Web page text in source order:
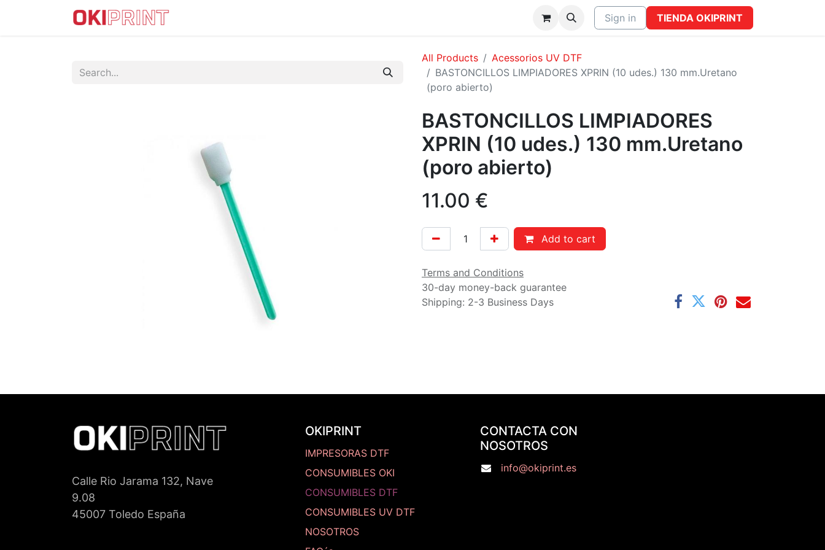
CONTACTO Sign in TIENDA OKIPRINT
All Products
Acessorios UV DTF
BASTONCILLOS LIMPIADORES XPRIN (10 udes.) 130 mm.Uretano
(poro abierto)
BASTONCILLOS LIMPIADORES
XPRIN (10 udes.) 130 mm.Uretano
(poro abierto)
11.00 €
Add to cart
Terms and Conditions
30-day money-back guarantee
Shipping: 2-3 Business Days
Calle Rio Jarama 132, Nave
9.08
45007 Toledo España
OKIPRINT
IMPRESORAS DTF
CONSUMIBLES OKI
CONSUMIBLES DTF
CONSUMIBLES UV DTF
NOSOTROS
CONTACTA CON
NOSOTROS
info@okiprint.es